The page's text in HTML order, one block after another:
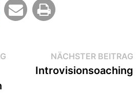
Vorheriger
Beitrag:
NÄCHSTER BEITRAG
Introvisionsoaching